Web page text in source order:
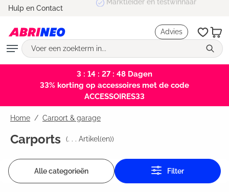
Hulp en Contact Marktleider en testwinnaar
Advies
3 : 14 : 27 : 48 Dagen
33% korting op accessoires met de code
ACCESSOIRES33
Home Carport & garage
Carports (. . . Artikel(en))
Alle categorieën Filter